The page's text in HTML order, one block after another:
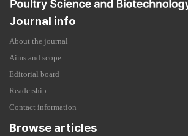
Journal info
About the journal
Aims and scope
Editorial board
Readership
Contact information
Browse articles